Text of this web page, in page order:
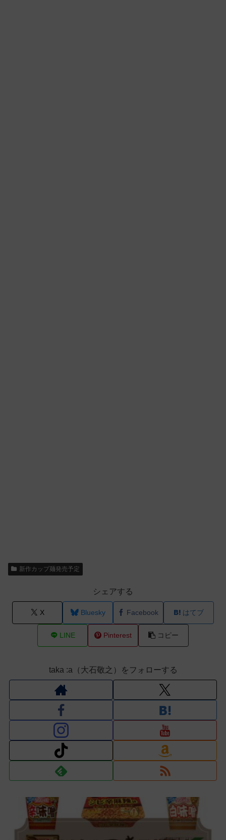
新作カップ麺発売予定
シェアする
X Bluesky Facebook はてブ
LINE Pinterest コピー
taka :a（大石敬之）をフォローする